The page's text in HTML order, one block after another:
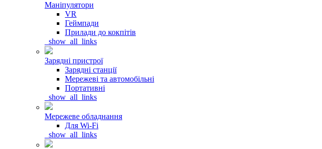
Маніпулятори
VR
Геймпади
Прилади до кокпітів
_show_all_links
Зарядні пристрої
Зарядні станції
Мережеві та автомобільні
Портативні
_show_all_links
Мережеве обладнання
Для Wi-Fi
_show_all_links